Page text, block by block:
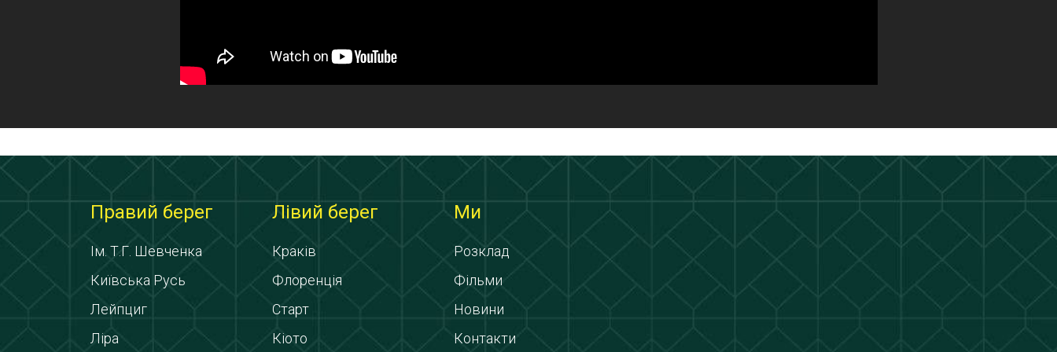
Правий берег
Ім. Т.Г. Шевченка
Київська Русь
Лейпциг
Ліра
Лівий берег
Краків
Флоренція
Старт
Кіото
Ми
Розклад
Фільми
Новини
Контакти